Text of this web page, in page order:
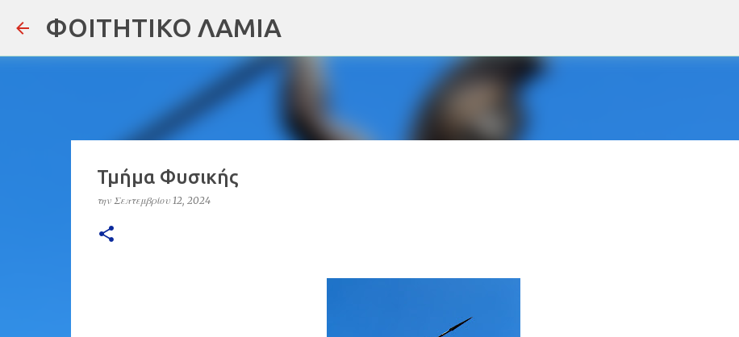
ΦΟΙΤΗΤΙΚΟ ΛΑΜΙΑ
Τμήμα Φυσικής
την Σεπτεμβρίου 12, 2024